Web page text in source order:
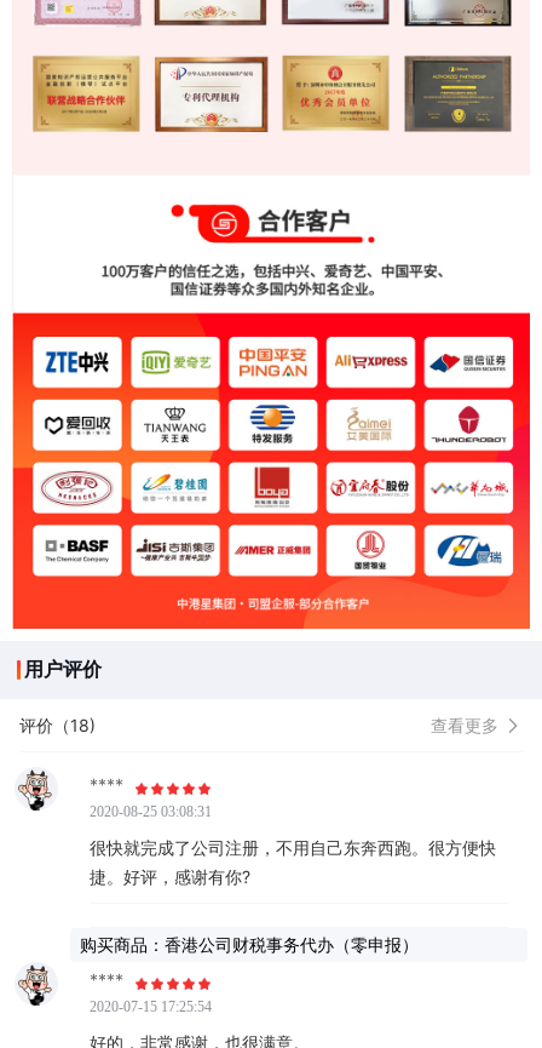
用户评价
评价（18) 查看更多
****
2020-08-25 03:08:31
很快就完成了公司注册，不用自己东奔西跑。很方便快
捷。好评，感谢有你?
购买商品：香港公司财税事务代办（零申报）
****
2020-07-15 17:25:54
好的，非常感谢，也很满意。